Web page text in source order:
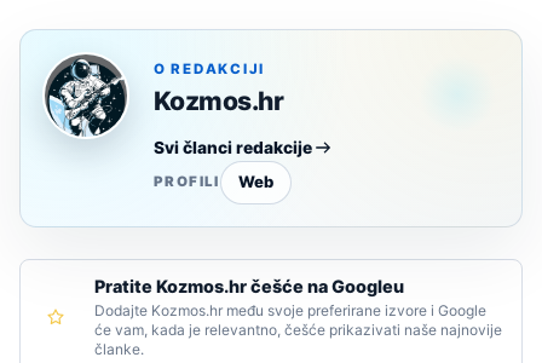
O REDAKCIJI
Kozmos.hr
Svi članci redakcije
PROFILI Web
Pratite Kozmos.hr češće na Googleu
Dodajte Kozmos.hr među svoje preferirane izvore i Google
će vam, kada je relevantno, češće prikazivati naše najnovije
članke.